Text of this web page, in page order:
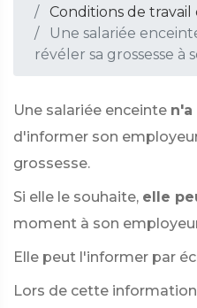
Conditions de
Une salariée
révéler sa grossesse à
Une salariée enceinte n'a
d'informer son
grossesse.
Si elle le souhaite, elle
moment à son
Elle peut l'informer par
Lors de cette